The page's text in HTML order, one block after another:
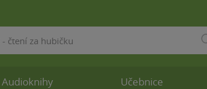
Audioknihy Učebnice